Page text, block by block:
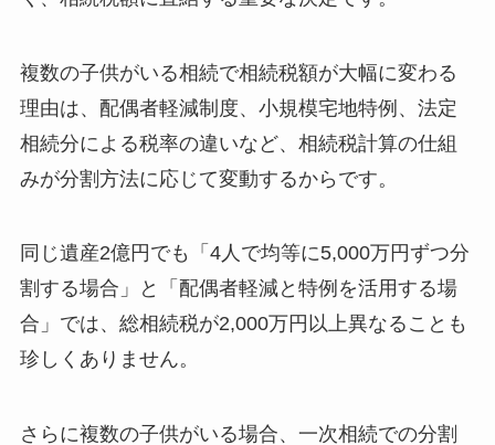
複数の子供がいる相続で相続税額が大幅に変わる
理由は、配偶者軽減制度、小規模宅地特例、法定
相続分による税率の違いなど、相続税計算の仕組
みが分割方法に応じて変動するからです。
同じ遺産2億円でも「4人で均等に5,000万円ずつ分
割する場合」と「配偶者軽減と特例を活用する場
合」では、総相続税が2,000万円以上異なることも
珍しくありません。
さらに複数の子供がいる場合、一次相続での分割
代償分割・換価分割・共有の違いと税務上
実務的な公平性確保のための具体的な分割
方法｜不動産と現金の組み合わせ例
遺留分を考慮した複数子供の遺産分割｜トラ
ブル回避チェックリスト
複数子供の遺留分計算（具体例：3人の子供
複数の子供での遺留分侵害トラブル事例と
対策｜よくある紛争パターン
生前贈与を活用した複数子供への相続税対策
｜相続時精算課税の活用
理